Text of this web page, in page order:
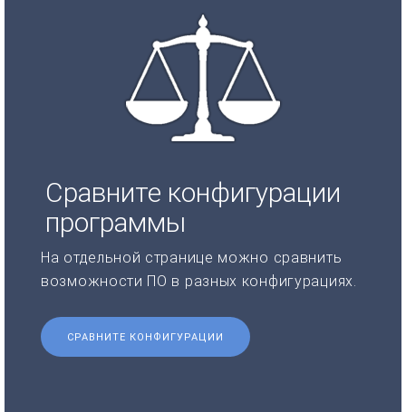
Сравните конфигурации
программы
На отдельной странице можно сравнить
возможности ПО в разных конфигурациях.
СРАВНИТЕ КОНФИГУРАЦИИ